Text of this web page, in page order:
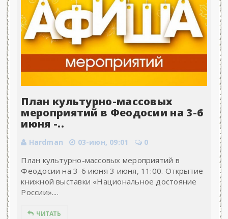
План культурно-массовых
мероприятий в Феодосии на 3-6
июня -..
Hardman 03-июн, 09:01 0
План культурно-массовых мероприятий в
Феодосии на 3-6 июня 3 июня, 11:00. Открытие
книжной выставки «Национальное достояние
России»....
ЧИТАТЬ